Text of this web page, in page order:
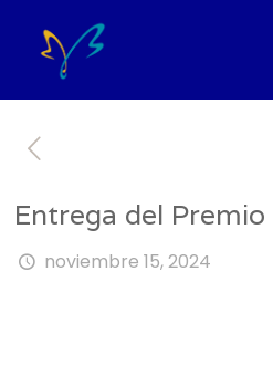
Entrega del
noviembre 15, 2024